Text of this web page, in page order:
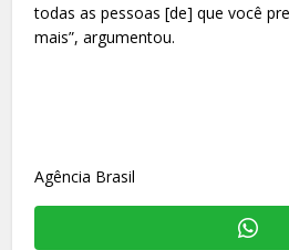
todas as pessoas [de] que você
mais”, argumentou.
Agência Brasil